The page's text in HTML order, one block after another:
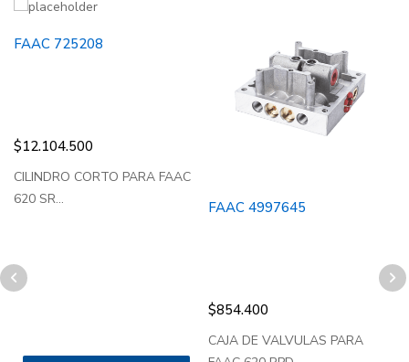
FAAC 725208
$12.104.500
CILINDRO CORTO PARA FAAC
620 SR...
FAAC 4997645
$854.400
CAJA DE VALVULAS PARA